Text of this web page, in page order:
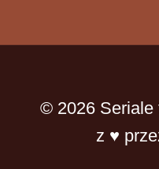
© 2026 Seriale
z ♥